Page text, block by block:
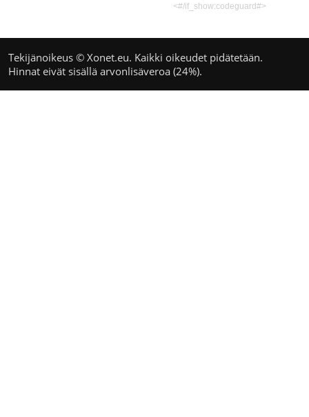
<#/if_show:codeguard#>
Tekijänoikeus © Xonet.eu. Kaikki oikeudet pidätetään.
Hinnat eivät sisällä arvonlisäveroa (24%).